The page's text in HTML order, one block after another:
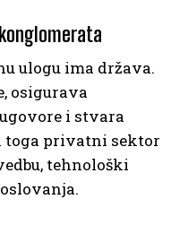
ulogu ima država.
osigurava
i stvara
toga privatni sektor
tehnološki